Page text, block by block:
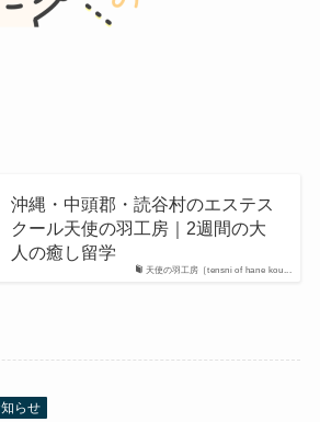
天使の羽工房［tensni of hane kou...
沖縄・中頭郡・読谷村のエステス
クール天使の羽工房｜2週間の大
人の癒し留学
らせ